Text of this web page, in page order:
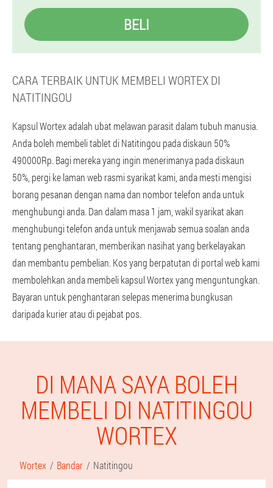
BELI
CARA TERBAIK UNTUK MEMBELI WORTEX DI
NATITINGOU
Kapsul Wortex adalah ubat melawan parasit dalam tubuh manusia.
Anda boleh membeli tablet di Natitingou pada diskaun 50%
490000Rp. Bagi mereka yang ingin menerimanya pada diskaun
50%, pergi ke laman web rasmi syarikat kami, anda mesti mengisi
borang pesanan dengan nama dan nombor telefon anda untuk
menghubungi anda. Dan dalam masa 1 jam, wakil syarikat akan
menghubungi telefon anda untuk menjawab semua soalan anda
tentang penghantaran, memberikan nasihat yang berkelayakan
dan membantu pembelian. Kos yang berpatutan di portal web kami
membolehkan anda membeli kapsul Wortex yang menguntungkan.
Bayaran untuk penghantaran selepas menerima bungkusan
daripada kurier atau di pejabat pos.
DI MANA SAYA BOLEH
MEMBELI DI NATITINGOU
WORTEX
Wortex Bandar Natitingou